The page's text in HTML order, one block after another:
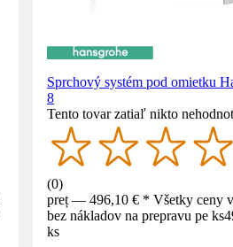
Sprchový systém pod omietku
8
Tento tovar zatiaľ nikto
(0)
preț — 496,10 € * Všetky ceny
bez nákladov na prepravu pe ks
ks